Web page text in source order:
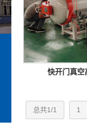
快开门真空
总共1/1 1